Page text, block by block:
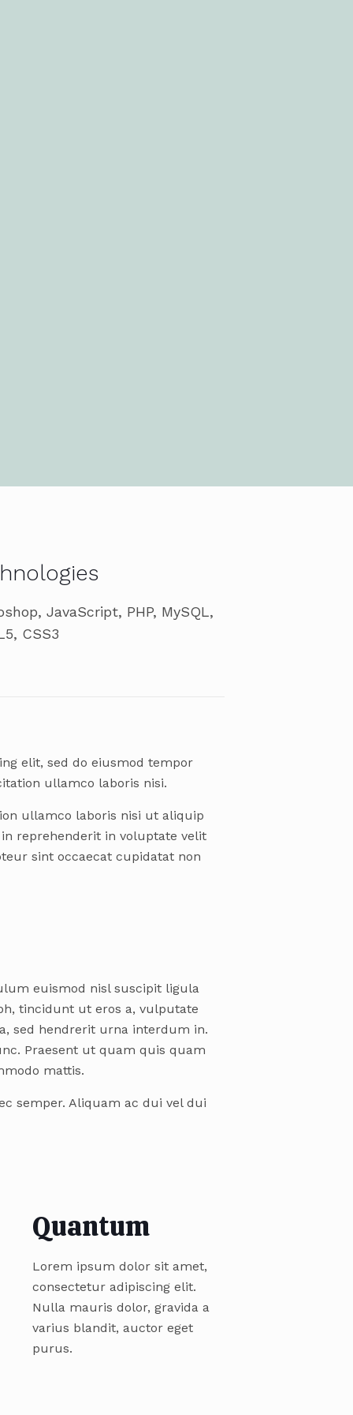
JavaScript, PHP, MySQL,
CSS3
elit, sed do eiusmod tempor
ullamco laboris nisi.
ullamco laboris nisi ut aliquip
reprehenderit in voluptate velit
sint occaecat cupidatat non
euismod nisl suscipit ligula
tincidunt ut eros a, vulputate
sed hendrerit urna interdum in.
Praesent ut quam quis quam
mattis.
semper. Aliquam ac dui vel dui
Quantum
Lorem ipsum dolor sit amet,
consectetur adipiscing elit.
Nulla mauris dolor, gravida a
varius blandit, auctor eget
purus.